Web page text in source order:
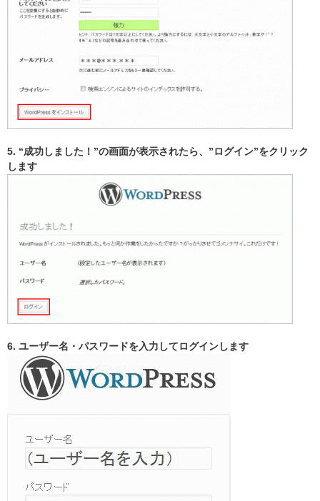
5. “成功しました！”の画面が表示されたら、”ログイン”をクリック
します
6. ユーザー名・パスワードを入力してログインします